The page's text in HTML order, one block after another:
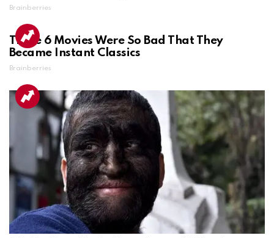
Brainberries
These 6 Movies Were So Bad That They
Became Instant Classics
Brainberries